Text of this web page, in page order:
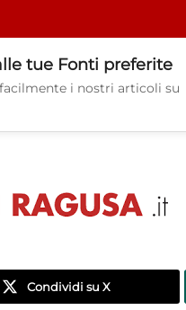
tue Fonti preferite
i nostri articoli su
Condividi su X